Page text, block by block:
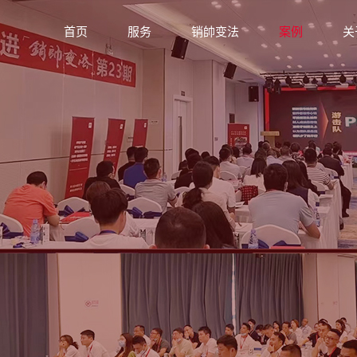
首页 服务 销帥变法 案例